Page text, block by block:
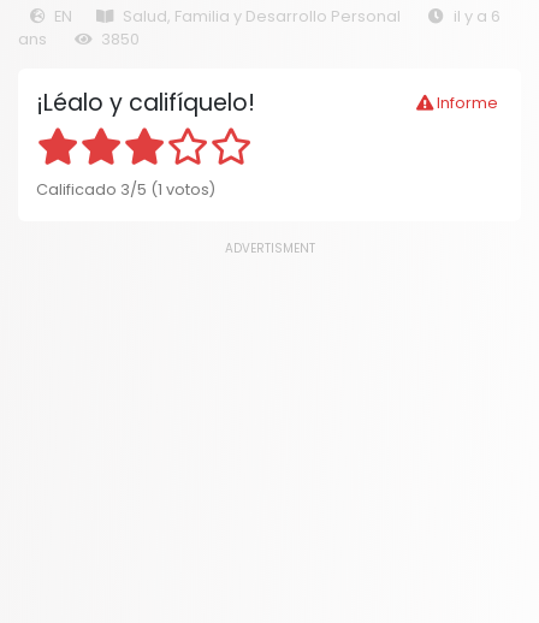
EN Salud, Familia y Desarrollo Personal
il y a 6
ans
3850
Informe
¡Léalo y califíquelo!
Calificado 3/5 (1 votos)
ADVERTISMENT